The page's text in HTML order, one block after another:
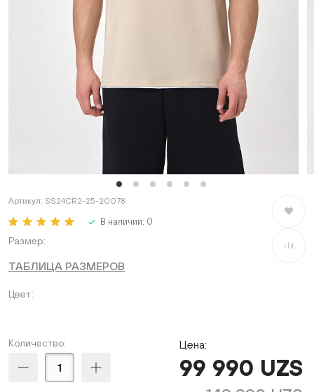
Артикул: SS24CR2-25-20078
В наличии: 0
В
В
Размер
ТАБЛИЦА РАЗМЕРОВ
Цвет
Количество: Цена:
99 990 UZS